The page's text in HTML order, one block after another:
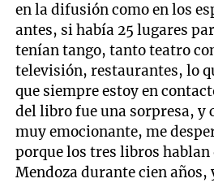
en la difusión como en los
antes, si había 25 lugares
tenían tango, tanto teatro
televisión, restaurantes, lo
que siempre estoy en
del libro fue una sorpresa, y
muy emocionante, me
porque los tres libros hablan
Mendoza durante cien años,